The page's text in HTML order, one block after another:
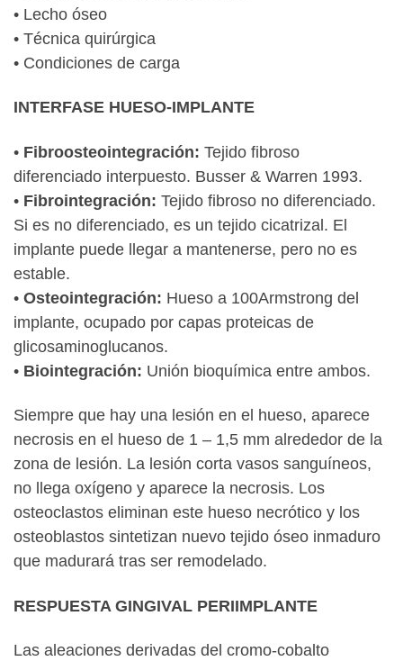
• Lecho óseo
• Técnica quirúrgica
• Condiciones de carga
INTERFASE HUESO-IMPLANTE
• Fibroosteointegración: Tejido fibroso
diferenciado interpuesto. Busser & Warren 1993.
• Fibrointegración: Tejido fibroso no diferenciado.
Si es no diferenciado, es un tejido cicatrizal. El
implante puede llegar a mantenerse, pero no es
estable.
• Osteointegración: Hueso a 100Armstrong del
implante, ocupado por capas proteicas de
glicosaminoglucanos.
• Biointegración: Unión bioquímica entre ambos.
Siempre que hay una lesión en el hueso, aparece
necrosis en el hueso de 1 – 1,5 mm alrededor de la
zona de lesión. La lesión corta vasos sanguíneos,
no llega oxígeno y aparece la necrosis. Los
osteoclastos eliminan este hueso necrótico y los
osteoblastos sintetizan nuevo tejido óseo inmaduro
que madurará tras ser remodelado.
RESPUESTA GINGIVAL PERIIMPLANTE
Las aleaciones derivadas del cromo-cobalto